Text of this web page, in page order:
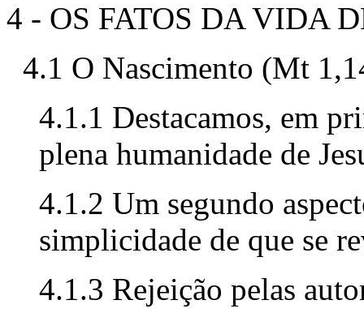
4 - OS FATOS DA VIDA
4.1 O Nascimento (Mt
4.1.1 Destacamos, em
plena humanidade de
4.1.2 Um segundo
simplicidade de que se
4.1.3 Rejeição pelas